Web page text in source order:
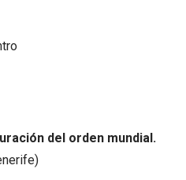
del orden mundial.